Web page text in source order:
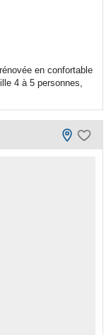
en confortable
4 à 5 personnes,